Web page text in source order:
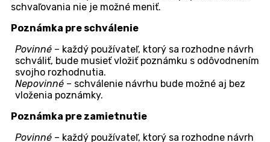
Definícia pravidla pre voľné schvaľovanie
Skupina pravidiel –
pri zakladaní pravidla pre voľné